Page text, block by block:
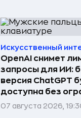
Искусственный
OpenAI снимет
запросы для ИИ:
версия ChatGPT
доступна без
07 августа 2026,